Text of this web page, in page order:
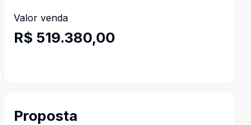
Valor venda
R$ 519.380,00
Proposta